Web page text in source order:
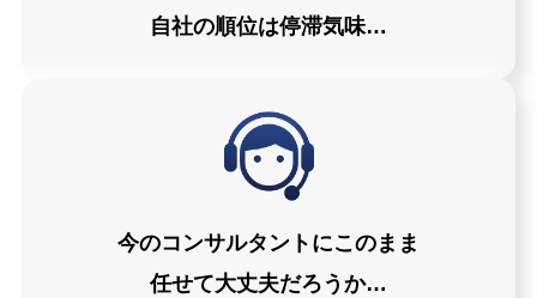
自社の順位は停滞気味…
今のコンサルタントにこのまま
任せて大丈夫だろうか…